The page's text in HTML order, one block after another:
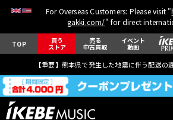
For Overseas Customers: Please visit "
gakki.com/" for direct
TOP 買う
ストア
売る
中古買取
イベント
動画
【重要】熊本県で発生した地震に伴う配送の